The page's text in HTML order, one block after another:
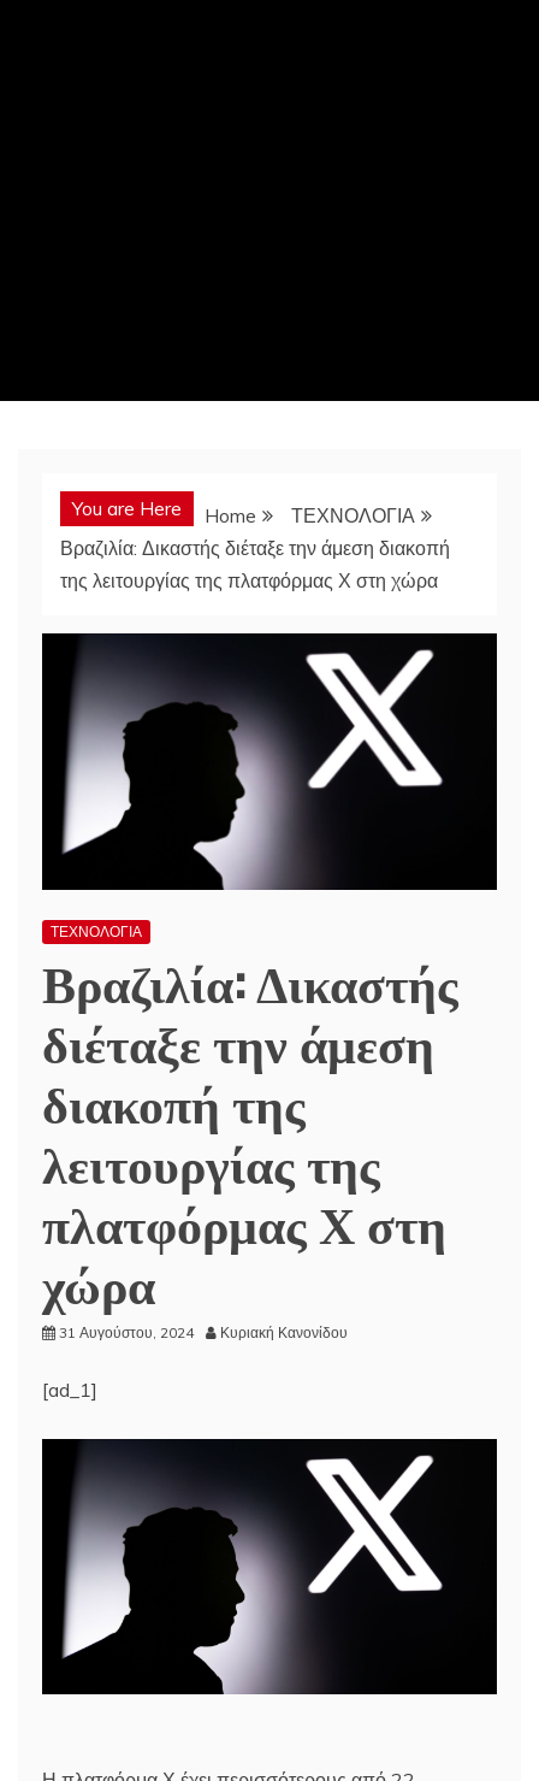
You are Here Home
ΤΕΧΝΟΛΟΓΙΑ
Βραζιλία: Δικαστής διέταξε την άμεση διακοπή
της λειτουργίας της πλατφόρμας Χ στη χώρα
ΤΕΧΝΟΛΟΓΙΑ
Βραζιλία: Δικαστής
διέταξε την άμεση
διακοπή της
λειτουργίας της
πλατφόρμας Χ στη
χώρα
31 Αυγούστου, 2024 Κυριακή Κανονίδου
[ad_1]